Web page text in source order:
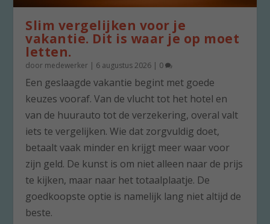
Slim vergelijken voor je
vakantie. Dit is waar je op moet
letten.
door medewerker | 6 augustus 2026 | 0
Een geslaagde vakantie begint met goede
keuzes vooraf. Van de vlucht tot het hotel en
van de huurauto tot de verzekering, overal valt
iets te vergelijken. Wie dat zorgvuldig doet,
betaalt vaak minder en krijgt meer waar voor
zijn geld. De kunst is om niet alleen naar de prijs
te kijken, maar naar het totaalplaatje. De
goedkoopste optie is namelijk lang niet altijd de
beste.